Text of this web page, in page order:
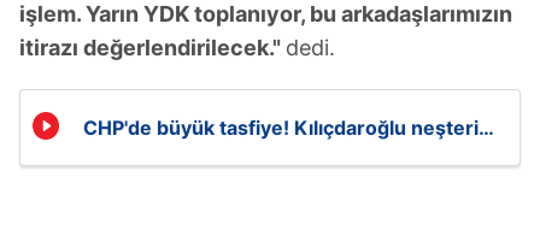
işlem. Yarın YDK toplanıyor, bu arkadaşlarımızın
itirazı değerlendirilecek." dedi.
CHP'de büyük tasfiye! Kılıçdaroğlu neşteri